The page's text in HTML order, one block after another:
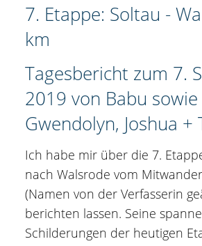
7. Etappe: Soltau -
km
Tagesbericht zum 7.
2019 von Babu
Gwendolyn, Joshua +
Ich habe mir über die 7.
nach Walsrode vom
(Namen von der Verfasserin
berichten lassen. Seine
Schilderungen der heutigen